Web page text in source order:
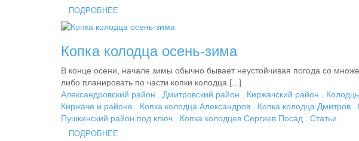
ПОДРОБНЕЕ
Копка колодца осень-зима
В конце осени, начале зимы обычно бывает неустойчивая погода со
либо планировать по части копки колодца [...]
Александровский район . Дмитровский район . Киржачский район .
Киржаче и районе . Копка колодца Александров . Копка колодца Дмитров .
Пушкинский район под ключ . Копка колодцев Сергиев Посад . Статьи
ПОДРОБНЕЕ